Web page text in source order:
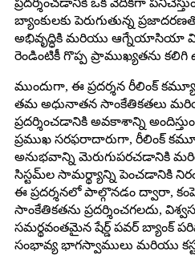
బ్యాంకులకు పెరుగుతున్న
అభివృద్ధికి మరియు ఆగ్నేయాసియా
రెండింటికీ గొప్ప ప్రాముఖ్యతను కలిగి
ముందుగా, ఈ ప్రదర్శన రీలింక్
తమ అధునాతన సాంకేతికతలు
ప్రదర్శించడానికి అవకాశాన్ని
ప్రముఖ సరఫరాదారుగా, రీలింక్
అనుభవాన్ని మెరుగుపరచడానికి
సిస్టమ్‌ల సామర్థ్యాన్ని పెంచడానికి
ఈ ప్రదర్శనలో పాల్గొనడం ద్వారా,
సాంకేతికతను ప్రదర్శించగలదు,
సమర్థవంతమైన షేర్డ్ పవర్ బ్యాంక్
సంభావ్య భాగస్వాములు మరియు